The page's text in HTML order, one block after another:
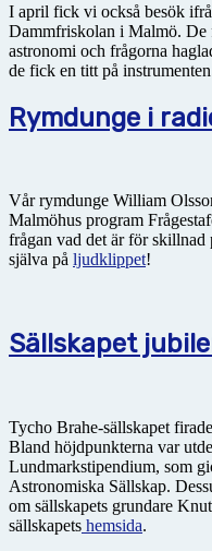
I april fick vi också besök
Dammfriskolan i Malmö. De
astronomi och frågorna
de fick en titt på
Rymdunge i
Vår rymdunge William
Malmöhus program
frågan vad det är för skillnad
själva på ljudklippet!
Sällskapet
Tycho Brahe-sällskapet
Bland höjdpunkterna var
Lundmarkstipendium, som
Astronomiska Sällskap.
om sällskapets grundare
sällskapets hemsida.